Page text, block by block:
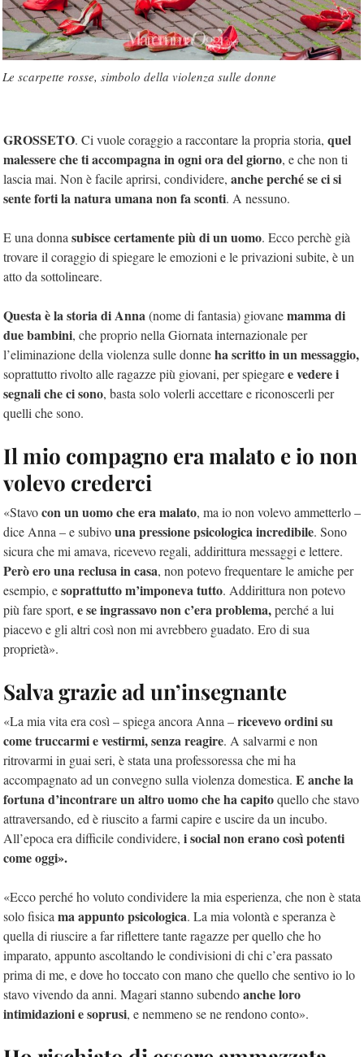
Le scarpette rosse, simbolo della violenza sulle donne
GROSSETO. Ci vuole coraggio a raccontare la propria storia, quel
malessere che ti accompagna in ogni ora del giorno, e che non ti
lascia mai. Non è facile aprirsi, condividere, anche perché se ci si
sente forti la natura umana non fa sconti. A nessuno.
E una donna subisce certamente più di un uomo. Ecco perchè già
trovare il coraggio di spiegare le emozioni e le privazioni subite, è un
atto da sottolineare.
Questa è la storia di Anna(nome di fantasia) giovanemamma di
due bambini, che proprio nella Giornata internazionale per
l’eliminazione della violenza sulle donneha scritto in un messaggio,
soprattutto rivolto alle ragazze più giovani, per spiegaree vedere i
segnali che ci sono, basta solo volerli accettare e riconoscerli per
quelli che sono.
Il mio compagno era malato e io non
volevo crederci
«Stavocon un uomo che era malato, ma io non volevo ammetterlo –
dice Anna – e subivouna pressione psicologica incredibile. Sono
sicura che mi amava, ricevevo regali, addirittura messaggi e lettere.
Però ero una reclusa in casa, non potevo frequentare le amiche per
esempio, esoprattutto m’imponeva tutto. Addirittura non potevo
più fare sport, e se ingrassavo non c’era problema,perché a lui
piacevo e gli altri così non mi avrebbero guadato. Ero di sua
proprietà».
Salva grazie ad un’insegnante
«La mia vita era così – spiega ancora Anna –ricevevo ordini su
come truccarmi e vestirmi, senza reagire. A salvarmi e non
ritrovarmi in guai seri, è stata una professoressa che mi ha
accompagnato ad un convegno sulla violenza domestica. E anche la
fortuna d’incontrare un altro uomo che ha capitoquello che stavo
attraversando, ed è riuscito a farmi capire e uscire da un incubo.
All’epoca era difficile condividere, i social non erano così potenti
come oggi».
«Ecco perché ho voluto condividere la mia esperienza, che non è stata
solo fisica ma appunto psicologica. La mia volontà e speranza è
quella di riuscire a far riflettere tante ragazze per quello che ho
imparato, appunto ascoltando le condivisioni di chi c’era passato
prima di me, e dove ho toccato con mano che quello che sentivo io lo
stavo vivendo da anni. Magari stanno subendoanche loro
intimidazioni e soprusi, e nemmeno se ne rendono conto».